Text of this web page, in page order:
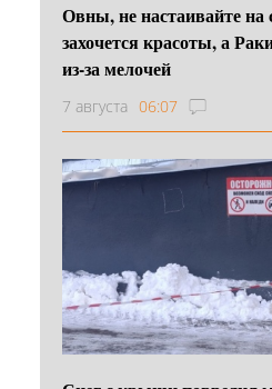
Овны, не настаивайте на
захочется красоты, а
из-за мелочей
7 августа 06:07